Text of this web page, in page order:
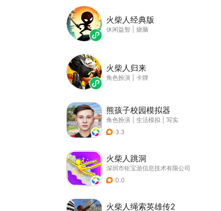
火柴人经典版
休闲益智 烧脑
火柴人归来
角色扮演 卡牌
熊孩子校园模拟器
角色扮演 生活模拟
写实
3.3
火柴人跳洞
深圳市钜宝游信息技术有限公司
0.0
火柴人绳索英雄传2